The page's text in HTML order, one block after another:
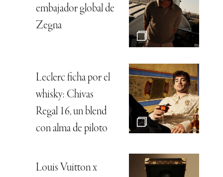
embajador global de
Zegna
Leclerc ficha por el
whisky: Chivas
Regal 16, un blend
con alma de piloto
Louis Vuitton x